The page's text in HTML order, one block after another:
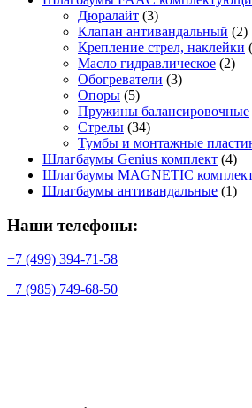
Дюралайт (3)
Клапан антивандальный (2)
Крепление стрел, наклейки
Масло гидравлическое (2)
Обогреватели (3)
Опоры (5)
Пружины балансировочные
Стрелы (34)
Тумбы и монтажные
Шлагбаумы Genius комплект (4)
Шлагбаумы MAGNETIC
Шлагбаумы антивандальные (1)
Наши телефоны:
+7 (499) 394-71-58
+7 (985) 749-68-50